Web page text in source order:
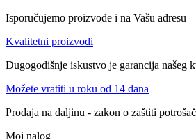
Isporučujemo proizvode i na Vašu adresu
Kvalitetni proizvodi
Dugogodišnje iskustvo je garancija našeg
Možete vratiti u roku od 14 dana
Prodaja na daljinu - zakon o zaštiti
Moj nalog